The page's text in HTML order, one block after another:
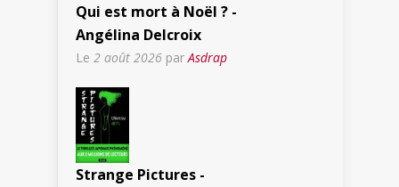
Qui est mort à Noël ? -
Angélina Delcroix
Le 2 août 2026 par Asdrap
Strange Pictures -